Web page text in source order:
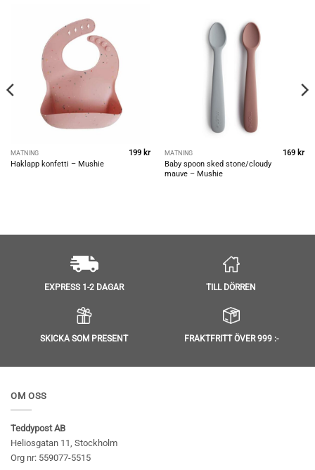
MATNING
Haklapp konfetti – Mushie
199 kr MATNING
Baby spoon sked stone/cloudy
mauve – Mushie
169 kr
EXPRESS 1-2 DAGAR TILL DÖRREN
SKICKA SOM PRESENT FRAKTFRITT ÖVER 999 :-
OM OSS
Teddypost AB
Heliosgatan 11, Stockholm
Org nr: 559077-5515